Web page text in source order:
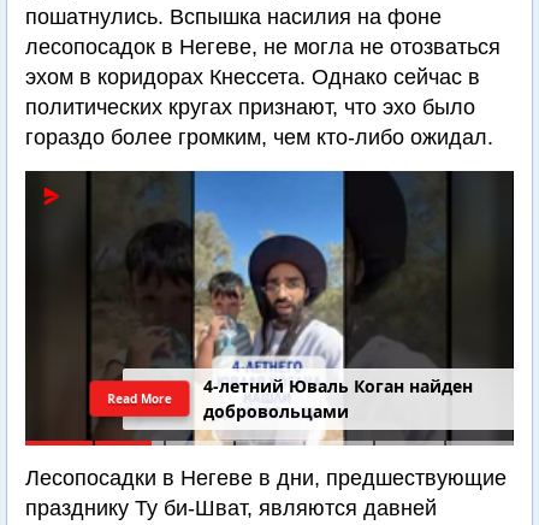
пошатнулись. Вспышка насилия на фоне
лесопосадок в Негеве, не могла не отозваться
эхом в коридорах Кнессета. Однако сейчас в
политических кругах признают, что эхо было
гораздо более громким, чем кто-либо ожидал.
4-летний Юваль Коган найден
добровольцами
Read More
Лесопосадки в Негеве в дни, предшествующие
празднику Ту би-Шват, являются давней